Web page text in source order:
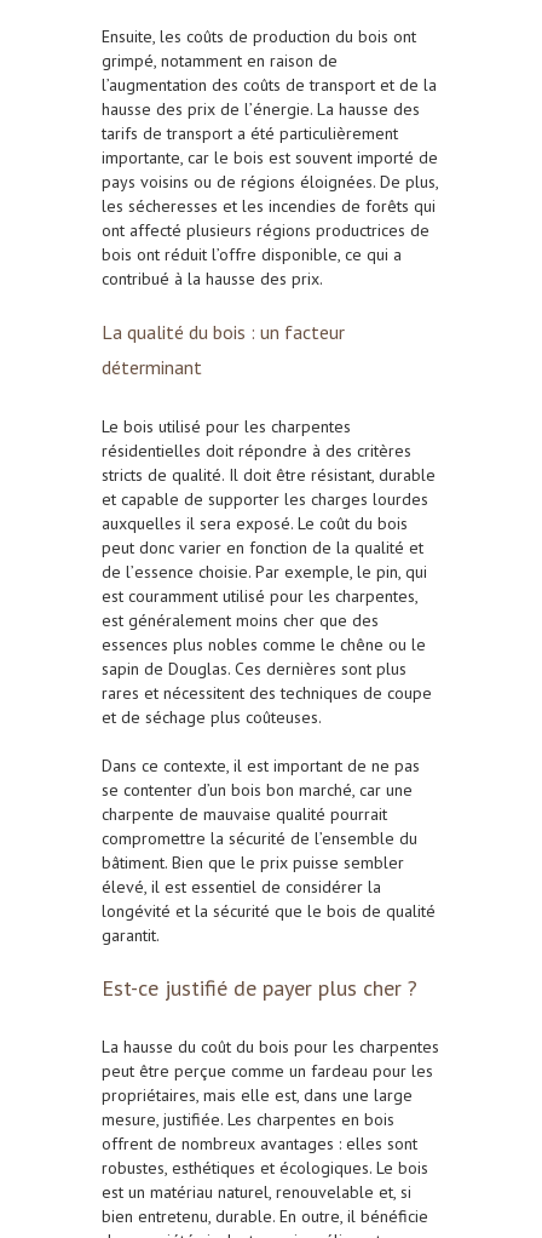
Ensuite, les coûts de production du bois ont
grimpé, notamment en raison de
l’augmentation des coûts de transport et de la
hausse des prix de l’énergie. La hausse des
tarifs detransport a été particulièrement
importante, car le bois est souvent importé de
pays voisins ou de régions éloignées. De plus,
les sécheresses et les incendies de forêts qui
ont affecté plusieurs régions productrices de
bois ont réduit l’offre disponible, ce qui a
contribué à la hausse des prix.
La qualité du bois : un facteur
déterminant
Le bois utilisé pour les charpentes
résidentielles doit répondre à des critères
stricts de qualité. Il doit être résistant, durable
et capable de supporter les charges lourdes
auxquelles il sera exposé. Le coût du bois
peut donc varier en fonction de la qualité et
de l’essence choisie. Par exemple, le pin, qui
est couramment utilisé pour les charpentes,
est généralement moins cher que des
essences plus nobles comme le chêne ou le
sapin de Douglas. Ces dernières sont plus
rares et nécessitent des techniques de coupe
et de séchage plus coûteuses.
Dans ce contexte, il est important de ne pas
se contenter d’un bois bon marché, car une
charpente de mauvaise qualité pourrait
compromettre la sécurité de l’ensemble du
bâtiment. Bien que le prix puisse sembler
élevé, il est essentiel de considérer la
longévité et la sécurité que le bois de qualité
garantit.
Est-ce justifié de payer plus cher ?
La hausse du coût du bois pour les charpentes
peut être perçue comme un fardeau pour les
propriétaires, mais elle est, dans une large
mesure, justifiée. Les charpentes en bois
offrent de nombreux avantages : elles sont
robustes, esthétiques et écologiques. Le bois
est un matériau naturel, renouvelable et, si
bien entretenu, durable. En outre, il bénéficie